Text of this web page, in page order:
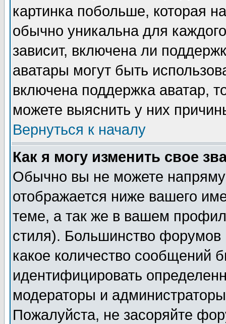
картинка побольше, которая
обычно уникальна для
зависит, включена ли
аватары могут быть
включена поддержка аватар,
можете выяснить у них
Вернуться к началу
Как я могу изменить свое
Обычно вы не можете
отображается ниже вашего
теме, а так же в вашем
стиля). Большинство форумов
какое количество сообщений
идентифицировать
модераторы и
Пожалуйста, не засоряйте